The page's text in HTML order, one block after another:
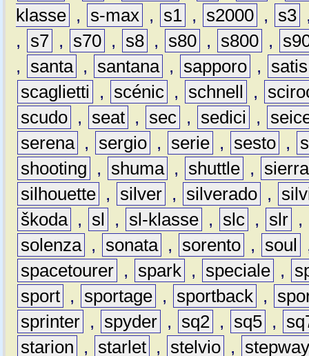
klasse , s-max , s1 , s2000 , s3
,
s7 , s70 , s8 , s80 , s800 ,
,
santa , santana , sapporo ,
satis
scaglietti
, scénic , schnell ,
scudo , seat , sec , sedici ,
serena , sergio , serie , sesto ,
shooting
, shuma , shuttle ,
sierra
silhouette , silver , silverado ,
škoda , sl , sl-klasse , slc , slr ,
solenza , sonata , sorento , soul
spacetourer , spark , speciale ,
sport , sportage , sportback ,
sprinter , spyder , sq2 , sq5 ,
starion
, starlet , stelvio ,